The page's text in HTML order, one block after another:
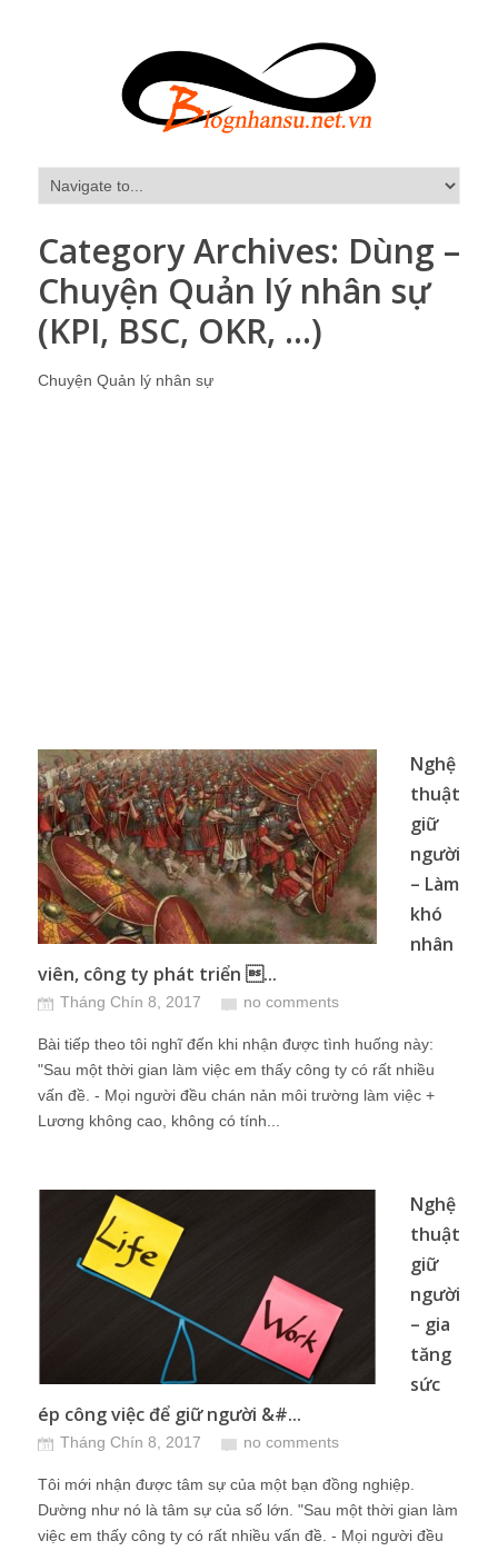
Category Archives: Dùng –
Chuyện Quản lý nhân sự
(KPI, BSC, OKR, …)
Chuyện Quản lý nhân sự
Nghệ
thuật
giữ
người
– Làm
khó
nhân
viên, công ty phát triển ...
Tháng Chín 8, 2017 no comments
Bài tiếp theo tôi nghĩ đến khi nhận được tình huống này:
"Sau một thời gian làm việc em thấy công ty có rất nhiều
vấn đề. - Mọi người đều chán nản môi trường làm việc +
Lương không cao, không có tính...
Nghệ
thuật
giữ
người
– gia
tăng
sức
ép công việc để giữ người &#...
Tháng Chín 8, 2017 no comments
Tôi mới nhận được tâm sự của một bạn đồng nghiệp.
Dường như nó là tâm sự của số lớn. "Sau một thời gian làm
việc em thấy công ty có rất nhiều vấn đề. - Mọi người đều